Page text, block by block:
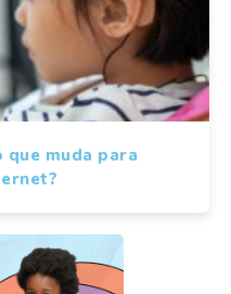
que muda para